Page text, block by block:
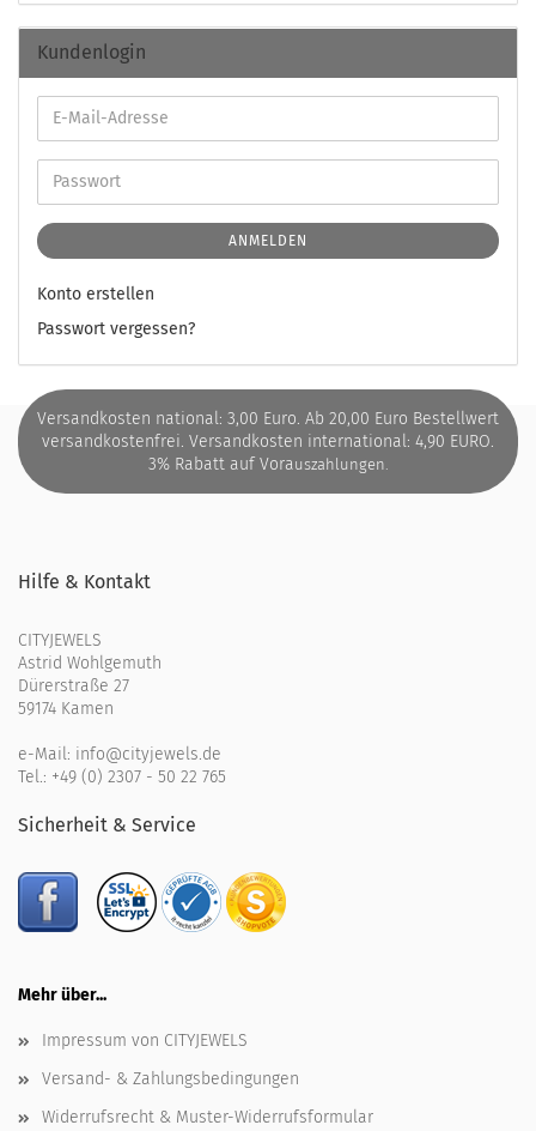
Kundenlogin
ANMELDEN
Konto erstellen
Passwort vergessen?
Versandkosten national: 3,00 Euro. Ab 20,00 Euro Bestellwert
versandkostenfrei. Versandkosten international: 4,90 EURO.
3% Rabatt auf Vorauszahlungen.
Hilfe & Kontakt
CITYJEWELS
Astrid Wohlgemuth
Dürerstraße 27
59174 Kamen
e-Mail: info@cityjewels.de
Tel.: +49 (0) 2307 - 50 22 765
Sicherheit & Service
Mehr über...
Impressum von CITYJEWELS
Versand- & Zahlungsbedingungen
Widerrufsrecht & Muster-Widerrufsformular